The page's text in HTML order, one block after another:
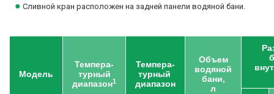
● Сливной кран расположен на задней панели водяной бани.
Модель
Темпера-
турный
диапазон1
Темпера-
турный
диапазон
Объем
водяной
бани,
л